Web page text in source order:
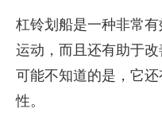
杠铃划船是一种非常
运动，而且还有助于
可能不知道的是，它
性。